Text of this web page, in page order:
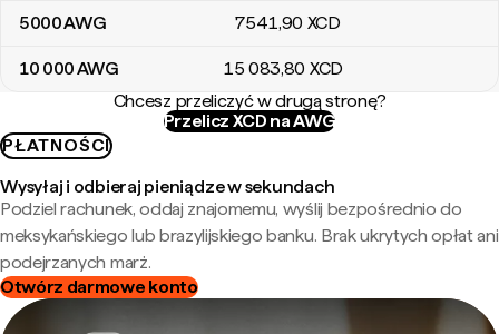
5000AWG 7541,90 XCD
10 000AWG 15 083,80 XCD
Chcesz przeliczyć w drugą stronę?
Przelicz XCD na AWG
PŁATNOŚCI
Wysyłaj i odbieraj pieniądze w sekundach
Podziel rachunek, oddaj znajomemu, wyślij bezpośrednio do
meksykańskiego lub brazylijskiego banku. Brak ukrytych opłat ani
podejrzanych marż.
Otwórz darmowe konto